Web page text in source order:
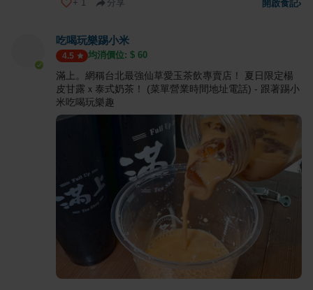
+ 1 分享 開啟食記›
吃喝玩樂踢小米
4.5 均消價位: $ 60
滿上。網稱台北最強仙草愛玉茶飲專賣店！ 夏日限定楊
皮甘露ｘ泰式奶茶！ (菜單營業時間地址電話) - 跟著踢小
米吃喝玩樂趣